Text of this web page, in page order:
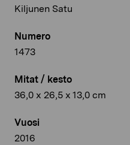
Kiljunen Satu
Numero
1473
Mitat / kesto
36,0 x 26,5 x 13,0 cm
Vuosi
2016